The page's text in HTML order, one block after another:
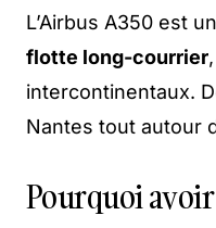
L’Airbus A350 est
flotte long-courrier
intercontinentaux.
Nantes tout autour
Pourquoi avoir